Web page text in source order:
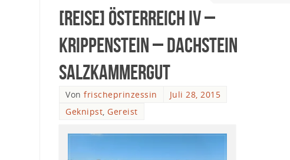
[Reise] Österreich IV –
Krippenstein – Dachstein
Salzkammergut
Von frischeprinzessin
Juli 28, 2015
Geknipst, Gereist